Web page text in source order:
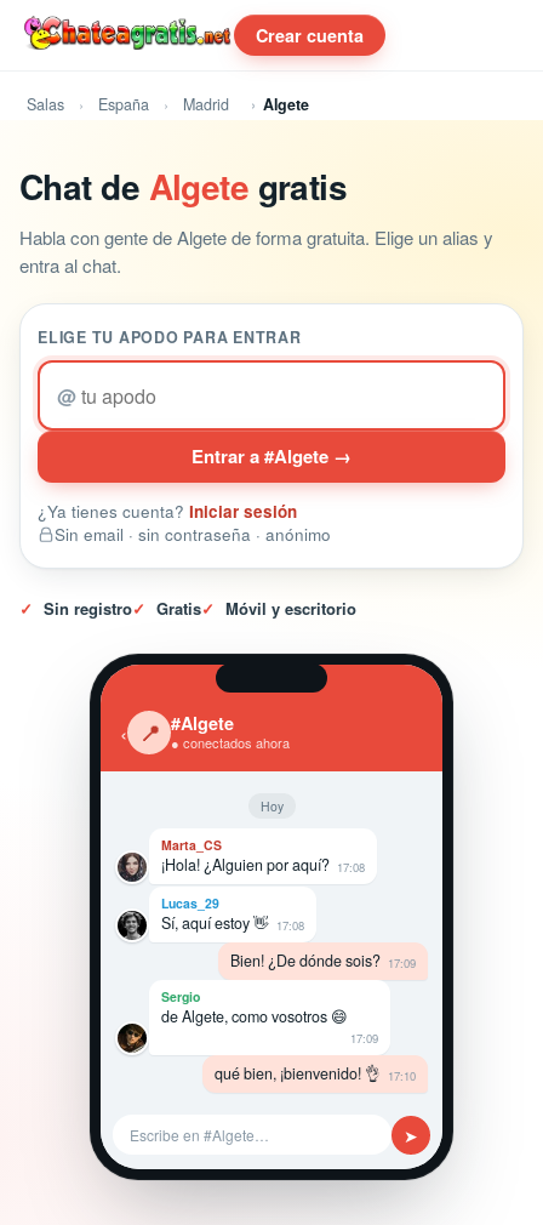
Crear cuenta
Salas España Madrid Algete
Chat de Algete gratis
Habla con gente de Algete de forma gratuita. Elige un alias y
entra al chat.
ELIGE TU APODO PARA ENTRAR
@
Entrar a #Algete →
¿Ya tienes cuenta? Iniciar sesión
Sin email · sin contraseña · anónimo
✓ Sin registro✓ Gratis✓ Móvil y escritorio
‹ 📍 #Algete
● conectados ahora
Hoy
Marta_CS
¡Hola! ¿Alguien por aquí? 17:08
Lucas_29
Sí, aquí estoy 👋 17:08
Bien! ¿De dónde sois? 17:09
Sergio
de Algete, como vosotros 😄
17:09
qué bien, ¡bienvenido! 👌 17:10
Escribe en #Algete… ➤